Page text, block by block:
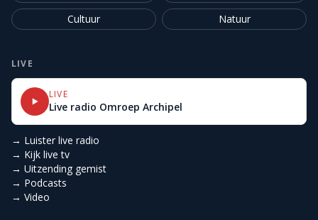
Cultuur
Natuur
LIVE
LIVE
Live radio Omroep Archipel
→ Luister live radio
→ Kijk live tv
→ Uitzending gemist
→ Podcasts
→ Video